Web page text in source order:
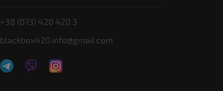
+38 (073) 420 420 3
blackbox420.info@gmail.com